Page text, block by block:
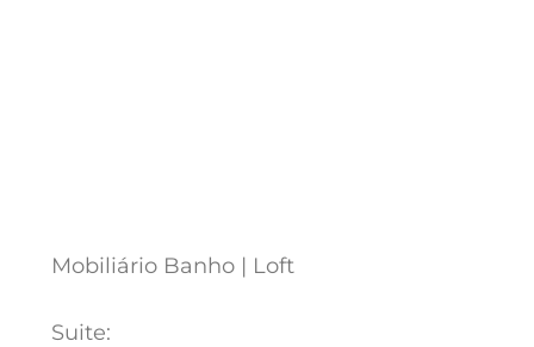
Mobiliário Banho | Loft
Suite: